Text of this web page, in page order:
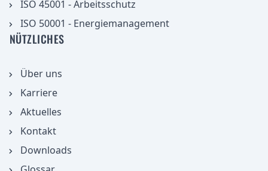
ISO 45001 - Arbeitsschutz
ISO 50001 - Energiemanagement
NÜTZLICHES
Über uns
Karriere
Aktuelles
Kontaktaufnehmen
Downloads